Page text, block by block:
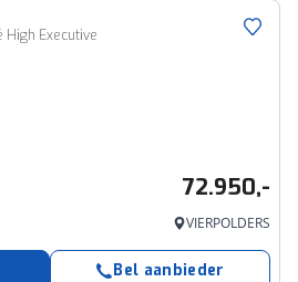
High Executive
72.950,-
VIERPOLDERS
Bel aanbieder